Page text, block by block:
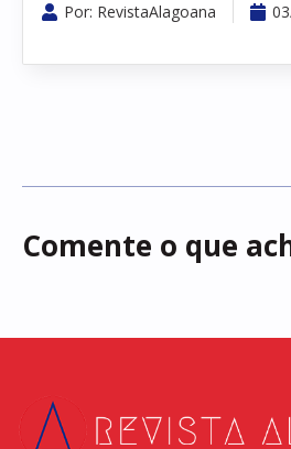
Por: RevistaAlagoana
Comente o que